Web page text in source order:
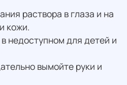
раствора в глаза и на
кожи.
недоступном для детей и
вымойте руки и